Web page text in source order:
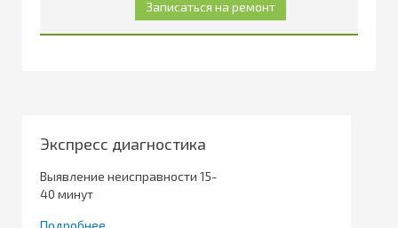
Экспресс диагностика
Выявление неисправности 15-
40 минут
Подробнее